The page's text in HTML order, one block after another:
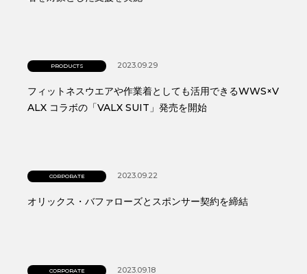
PRODUCTS 2023.09.29
フィットネスウエアや作業着としても活用できるWWS×V
ALX コラボの「VALX SUIT」発売を開始
CORPORATE 2023.09.22
オリックス・バファローズとスポンサー契約を締結
CORPORATE 2023.09.18